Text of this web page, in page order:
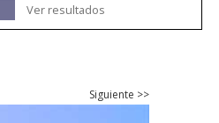
Ver resultados
Siguiente >>